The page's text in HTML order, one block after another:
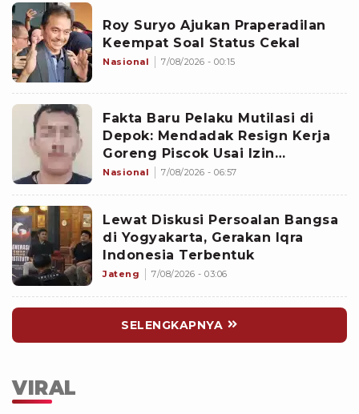
Roy Suryo Ajukan Praperadilan
Keempat Soal Status Cekal
Nasional 7/08/2026 - 00:15
Fakta Baru Pelaku Mutilasi di
Depok: Mendadak Resign Kerja
Goreng Piscok Usai Izin
Interview di Mal
Nasional 7/08/2026 - 06:57
Lewat Diskusi Persoalan Bangsa
di Yogyakarta, Gerakan Iqra
Indonesia Terbentuk
Jateng 7/08/2026 - 03:06
SELENGKAPNYA
VIRAL